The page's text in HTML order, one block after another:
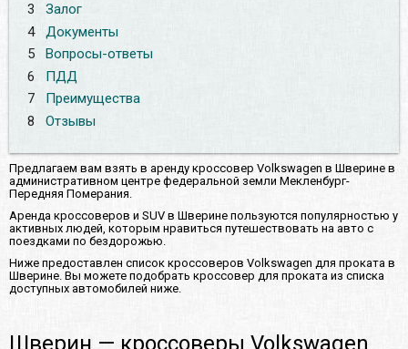
3
Залог
4
Документы
5
Вопросы-ответы
6
ПДД
7
Преимущества
8
Отзывы
Предлагаем вам взять в аренду кроссовер Volkswagen в Шверине в
административном центре федеральной земли Мекленбург-
Передняя Померания.
Аренда кроссоверов и SUV в Шверине пользуются популярностью у
активных людей, которым нравиться путешествовать на авто с
поездками по бездорожью.
Ниже предоставлен список кроссоверов Volkswagen для проката в
Шверине. Вы можете подобрать кроссовер для проката из списка
доступных автомобилей ниже.
Шверин — кроссоверы Volkswagen